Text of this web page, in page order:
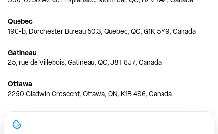
Québec
190-b, Dorchester Bureau 50.3, Quebec, QC, G1K 5Y9, Canada
Gatineau
25, rue de Villebois, Gatineau, QC, J8T 8J7, Canada
Ottawa
2250 Gladwin Crescent, Ottawa, ON, K1B 4S6, Canada
Toronto
150 Ferrand Dr, 6th Floor, Toronto, ON, M3C 3E5, Canada